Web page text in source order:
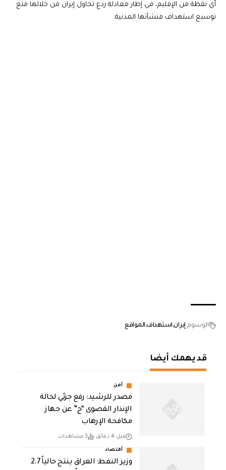
أي نقطة من الإقليم، في إطار معادلة ردع تحاول إيران من خلالها منع
توسيع استهداف منشآتها المدنية.
الوسوم إيران استهداف المواقع
قد يهمك أيضا
أمن
مصدر للرشيد: رفع جزئي لحالة
الإنذار القصوى “ج” عن جهاز
مكافحة الإرهاب
قبل 4 دقائق 3 مشاهدات
أقتصاد
وزير النفط: العراق ينتج حالياً 2.7